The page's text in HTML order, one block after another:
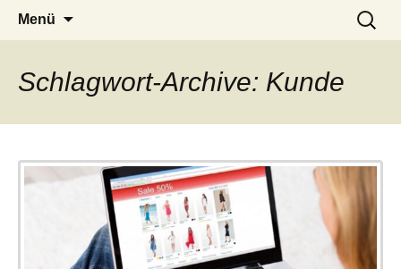
LUCKX
– das Magazin
Menü
Suchen
nach:
Schlagwort-Archive: Kunde